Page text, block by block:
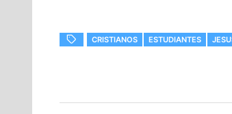
CRISTIANOS ESTUDIANTES